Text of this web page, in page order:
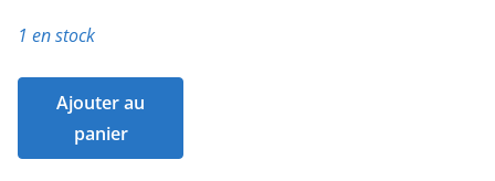
1 en stock
quantité
Cyclades
Ajouter au
panier